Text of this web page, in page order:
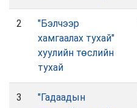
2
"Бэлчээр
хамгаалах тухай"
хуулийн төслийн
тухай
3
"Гадаадын